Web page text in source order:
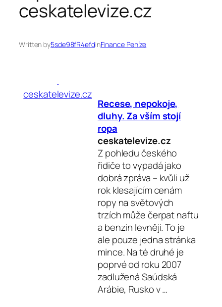
ceskatelevize.cz
Written by5sde98fR4efdinFinance Peníze
ceskatelevize.cz
Recese, nepokoje,
dluhy. Za vším stojí
ropa
ceskatelevize.cz
Z pohledu českého
řidiče to vypadá jako
dobrá zpráva – kvůli už
rok klesajícím cenám
ropy na světových
trzích může čerpat naftu
a benzin levněji. To je
ale pouze jedna stránka
mince. Na té druhé je
poprvé od roku 2007
zadlužená Saúdská
Arábie, Rusko v …